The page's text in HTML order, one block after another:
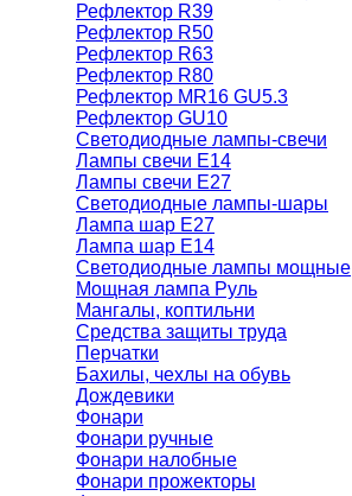
Рефлектор R39
Рефлектор R50
Рефлектор R63
Рефлектор R80
Рефлектор MR16 GU5.3
Рефлектор GU10
Светодиодные лампы-свечи
Лампы свечи Е14
Лампы свечи Е27
Светодиодные лампы-шары
Лампа шар E27
Лампа шар Е14
Светодиодные лампы мощные
Мощная лампа Руль
Мангалы, коптильни
Средства защиты труда
Перчатки
Бахилы, чехлы на обувь
Дождевики
Фонари
Фонари ручные
Фонари налобные
Фонари прожекторы